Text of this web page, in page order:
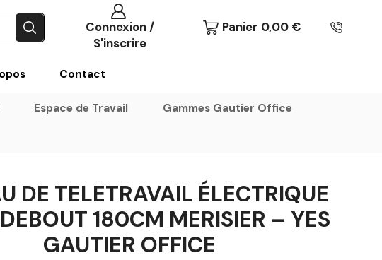
Connexion /
S'inscrire
Panier 0,00 €
Contact
Espace de Travail Gammes Gautier Office
DE TELETRAVAIL ÉLECTRIQUE
180CM MERISIER – YES
GAUTIER OFFICE